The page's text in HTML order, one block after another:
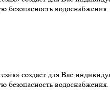
безопасность водоснабжения.
создаст для Вас
безопасность водоснабжения.